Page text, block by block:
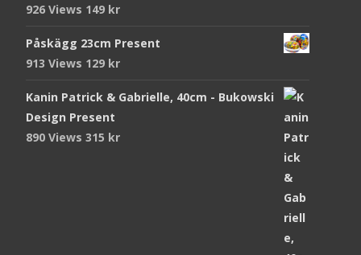
926 Views 149 kr
Påskägg 23cm Present
913 Views 129 kr
Kanin Patrick & Gabrielle, 40cm - Bukowski
Design Present
890 Views 315 kr